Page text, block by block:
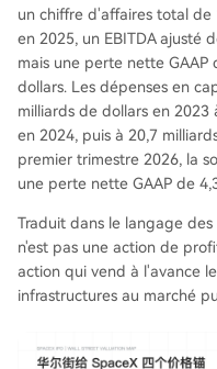
un chiffre d'affaires total de
en 2025, un EBITDA ajusté
mais une perte nette GAAP
dollars. Les dépenses en
milliards de dollars en 2023
en 2024, puis à 20,7
premier trimestre 2026, la
une perte nette GAAP de
Traduit dans le langage des
n'est pas une action de
action qui vend à l'avance
infrastructures au marché